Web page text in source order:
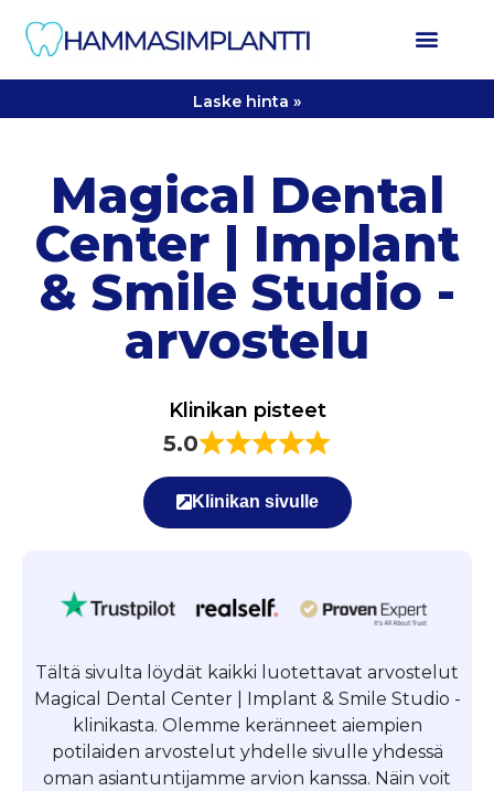
Laske hinta »
Magical Dental
Center | Implant
& Smile Studio -
arvostelu
Klinikan pisteet
5.0
Klinikan sivulle
Tältä sivulta löydät kaikki luotettavat arvostelut
Magical Dental Center | Implant & Smile Studio -
klinikasta. Olemme keränneet aiempien
potilaiden arvostelut yhdelle sivulle yhdessä
oman asiantuntijamme arvion kanssa. Näin voit